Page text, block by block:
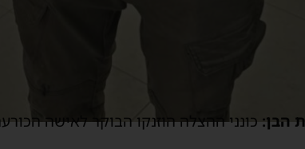
הבן: כונני ההצלה הוזנקו הבוקר לאישה